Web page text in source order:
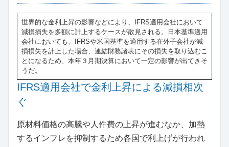
世界的な金利上昇の影響などにより、IFRS適用会社において
減損損失を多額に計上するケースが散見される。日本基準適用
会社においても、IFRSや米国基準を適用する在外子会社が減
損損失を計上した場合、連結財務諸表にその損失を取り込むこ
とになるため、本年３月期決算において一定の影響が出てきそ
うだ。
IFRS適用会社で金利上昇による減損相次
ぐ
原材料価格の高騰や人件費の上昇が進むなか、加熱
するインフレを抑制するため各国で利上げが行われ